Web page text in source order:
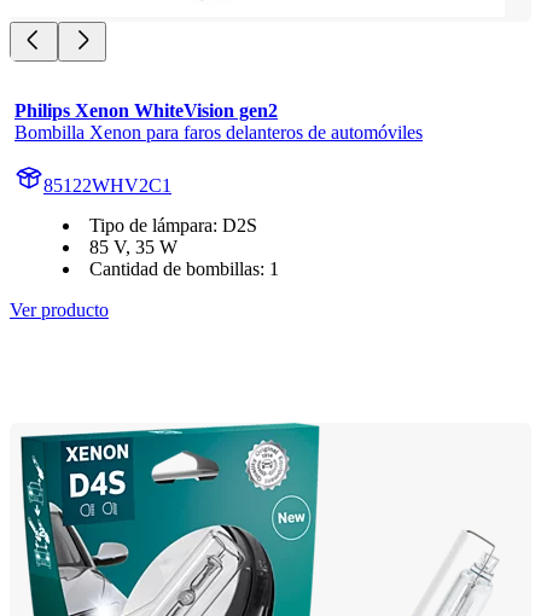
Philips Xenon WhiteVision gen2
Bombilla Xenon para faros delanteros de automóviles
85122WHV2C1
Tipo de lámpara: D2S
85 V, 35 W
Cantidad de bombillas: 1
Ver producto